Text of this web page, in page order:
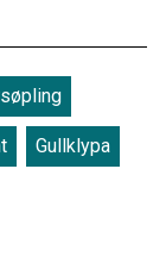
Gullklypa